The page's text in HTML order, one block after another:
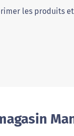
les produits